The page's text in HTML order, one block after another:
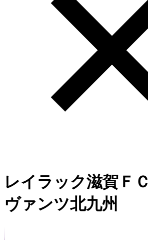
レイラック滋賀ＦＣ
ヴァンツ北九州